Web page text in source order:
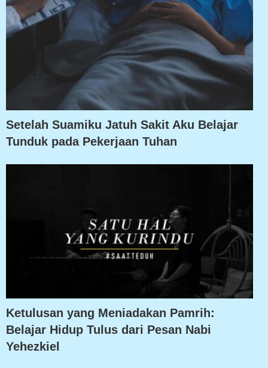
Setelah Suamiku Jatuh Sakit Aku Belajar
Tunduk pada Pekerjaan Tuhan
Ketulusan yang Meniadakan Pamrih:
Belajar Hidup Tulus dari Pesan Nabi
Yehezkiel